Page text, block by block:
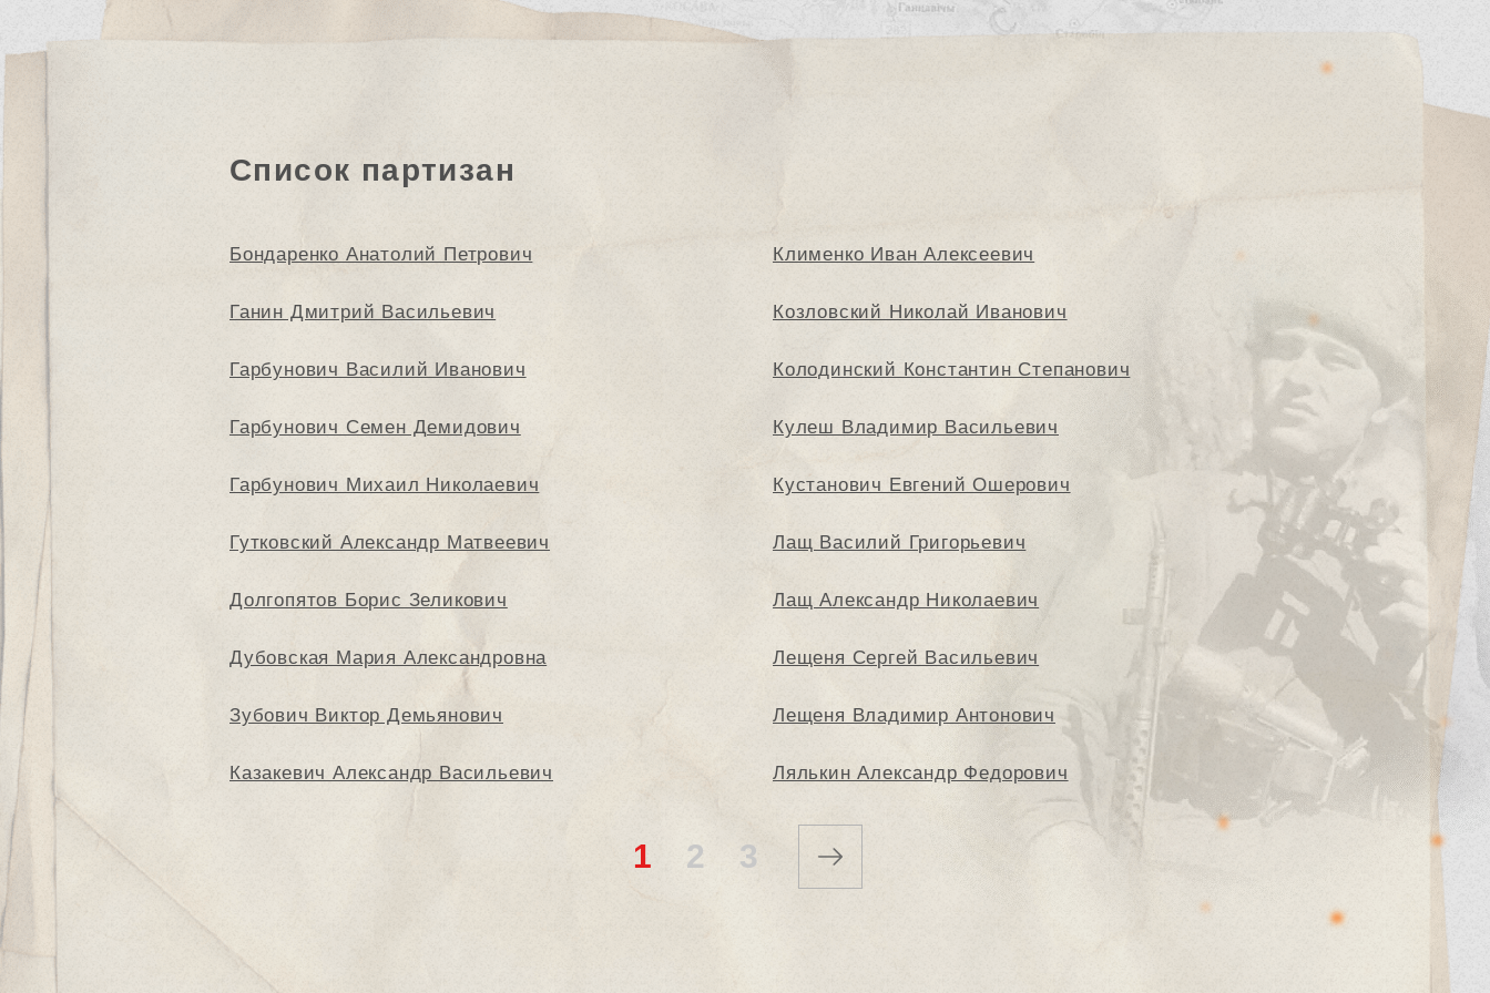
Список партизан
Бондаренко Анатолий Петрович
Ганин Дмитрий Васильевич
Гарбунович Василий Иванович
Гарбунович Семен Демидович
Гарбунович Михаил Николаевич
Гутковский Александр Матвеевич
Долгопятов Борис Зеликович
Дубовская Мария Александровна
Зубович Виктор Демьянович
Казакевич Александр Васильевич
Клименко Иван Алексеевич
Козловский Николай Иванович
Колодинский Константин Степанович
Кулеш Владимир Васильевич
Кустанович Евгений Ошерович
Лащ Василий Григорьевич
Лащ Александр Николаевич
Лещеня Сергей Васильевич
Лещеня Владимир Антонович
Лялькин Александр Федорович
1 2 3